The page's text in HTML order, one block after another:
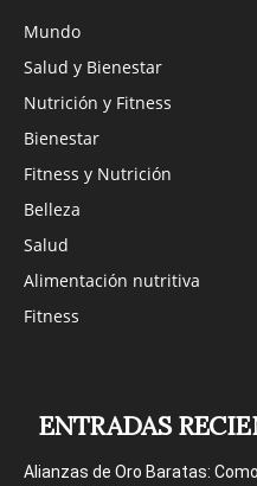
Mundo
Salud y Bienestar
Nutrición y Fitness
Bienestar
Fitness y Nutrición
Belleza
Salud
Alimentación nutritiva
Fitness
ENTRADAS
Alianzas de Oro Baratas: